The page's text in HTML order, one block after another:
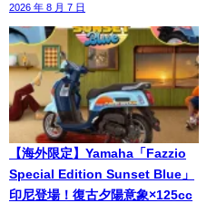
2026 年 8 月 7 日
【海外限定】Yamaha「Fazzio
Special Edition Sunset Blue」
印尼登場！復古夕陽意象×125cc